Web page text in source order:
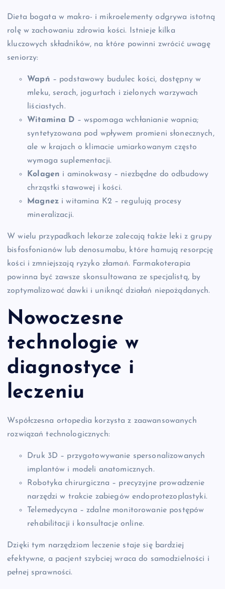
Dieta bogata w makro- i mikroelementy odgrywa istotną
rolę w zachowaniu zdrowia kości. Istnieje kilka
kluczowych składników, na które powinni zwrócić uwagę
seniorzy:
Wapń – podstawowy budulec kości, dostępny w
mleku, serach, jogurtach i zielonych warzywach
liściastych.
Witamina D – wspomaga wchłanianie wapnia;
syntetyzowana pod wpływem promieni słonecznych,
ale w krajach o klimacie umiarkowanym często
wymaga suplementacji.
Kolagen i aminokwasy – niezbędne do odbudowy
chrząstki stawowej i kości.
Magnezi witamina K2 – regulują procesy
mineralizacji.
W wielu przypadkach lekarze zalecają także leki z grupy
bisfosfonianów lub denosumabu, które hamują resorpcję
kości i zmniejszają ryzyko złamań. Farmakoterapia
powinna być zawsze skonsultowana ze specjalistą, by
zoptymalizować dawki i uniknąć działań niepożądanych.
Nowoczesne
technologie w
diagnostyce i
leczeniu
Współczesna ortopedia korzysta z zaawansowanych
rozwiązań technologicznych:
Druk 3D – przygotowywanie spersonalizowanych
implantów i modeli anatomicznych.
Robotyka chirurgiczna – precyzyjne prowadzenie
narzędzi w trakcie zabiegów endoprotezoplastyki.
Telemedycyna – zdalne monitorowanie postępów
rehabilitacji i konsultacje online.
Dzięki tym narzędziom leczenie staje się bardziej
efektywne, a pacjent szybciej wraca do samodzielności i
pełnej sprawności.